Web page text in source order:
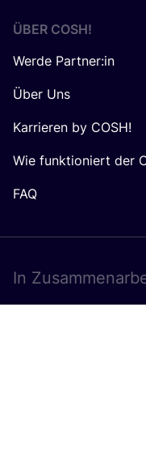
ÜBER COSH!
Werde Partner:in
Über Uns
Karrieren by COSH!
Wie funktioniert der
FAQ
In